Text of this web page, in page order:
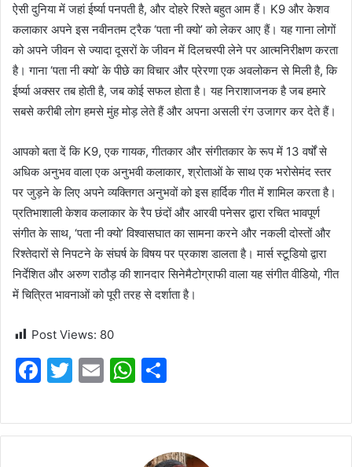
ऐसी दुनिया में जहां ईर्ष्या पनपती है, और दोहरे रिश्ते बहुत आम हैं। K9 और केशव
कलाकार अपने इस नवीनतम ट्रैक ‘पता नी क्यो’ को लेकर आए हैं। यह गाना लोगों
को अपने जीवन से ज्यादा दूसरों के जीवन में दिलचस्पी लेने पर आत्मनिरीक्षण करता
है। गाना ‘पता नी क्यो’ के पीछे का विचार और प्रेरणा एक अवलोकन से मिली है, कि
ईर्ष्या अक्सर तब होती है, जब कोई सफल होता है। यह निराशाजनक है जब हमारे
सबसे करीबी लोग हमसे मुंह मोड़ लेते हैं और अपना असली रंग उजागर कर देते हैं।
आपको बता दें कि K9, एक गायक, गीतकार और संगीतकार के रूप में 13 वर्षों से
अधिक अनुभव वाला एक अनुभवी कलाकार, श्रोताओं के साथ एक भरोसेमंद स्तर
पर जुड़ने के लिए अपने व्यक्तिगत अनुभवों को इस हार्दिक गीत में शामिल करता है।
प्रतिभाशाली केशव कलाकार के रैप छंदों और आरवी पनेसर द्वारा रचित भावपूर्ण
संगीत के साथ, ‘पता नी क्यो’ विश्वासघात का सामना करने और नकली दोस्तों और
रिश्तेदारों से निपटने के संघर्ष के विषय पर प्रकाश डालता है। मार्स स्टूडियो द्वारा
निर्देशित और अरुण राठौड़ की शानदार सिनेमैटोग्राफी वाला यह संगीत वीडियो, गीत
में चित्रित भावनाओं को पूरी तरह से दर्शाता है।
Post Views: 80
F
c
e
T
itt
er
E
ai
l
W
at
s
ar
e